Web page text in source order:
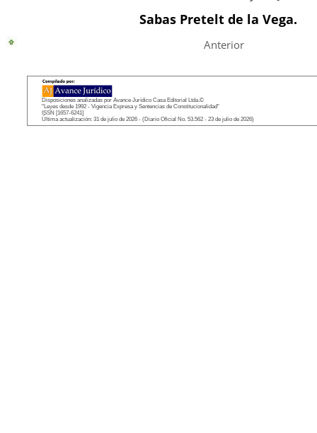
Sabas Pretelt de la Vega.
Anterior
Disposiciones analizadas por Avance Jurídico Casa Editorial Ltda.©
"Leyes desde 1992 - Vigencia Expresa y Sentencias de Constitucionalidad"
ISSN [1657-6241]
Última actualización: 31 de julio de 2026 - (Diario Oficial No. 53.562 - 23 de julio de 2026)